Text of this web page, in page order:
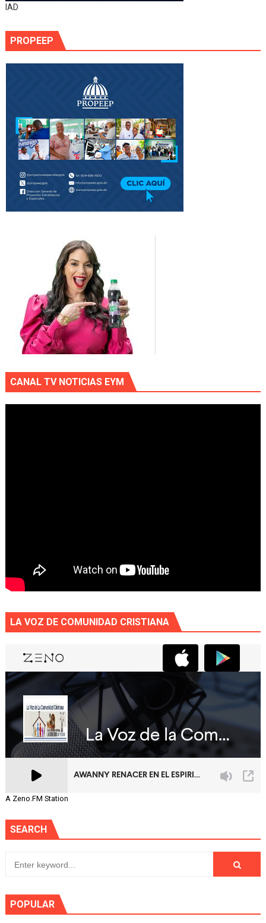
IAD
PROPEEP
CANAL TV NOTICIAS EYM
LA VOZ DE COMUNIDAD CRISTIANA
A Zeno.FM Station
SEARCH
POPULAR